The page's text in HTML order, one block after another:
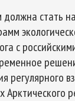
стать
с
регулярного
Арктического